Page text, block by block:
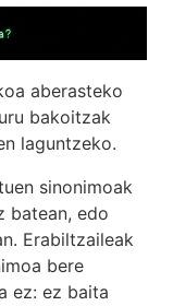
aberasteko
bakoitzak
laguntzeko.
sinonimoak
batean, edo
Erabiltzaileak
bere
ez: ez baita